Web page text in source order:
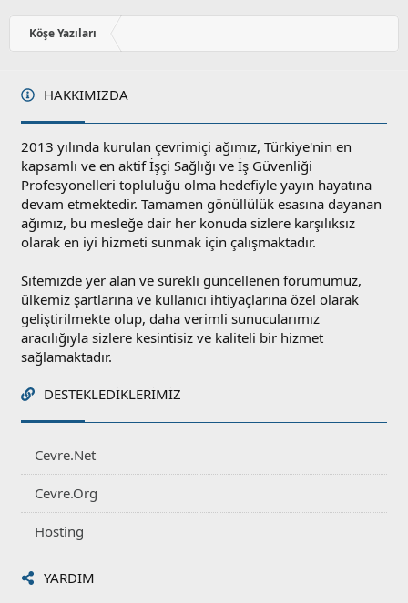
Köşe Yazıları
HAKKIMIZDA
2013 yılında kurulan çevrimiçi ağımız, Türkiye'nin en
kapsamlı ve en aktif İşçi Sağlığı ve İş Güvenliği
Profesyonelleri topluluğu olma hedefiyle yayın hayatına
devam etmektedir. Tamamen gönüllülük esasına dayanan
ağımız, bu mesleğe dair her konuda sizlere karşılıksız
olarak en iyi hizmeti sunmak için çalışmaktadır.
Sitemizde yer alan ve sürekli güncellenen forumumuz,
ülkemiz şartlarına ve kullanıcı ihtiyaçlarına özel olarak
geliştirilmekte olup, daha verimli sunucularımız
aracılığıyla sizlere kesintisiz ve kaliteli bir hizmet
sağlamaktadır.
DESTEKLEDIKLERIMIZ
Cevre.Net
Cevre.Org
Hosting
YARDIM